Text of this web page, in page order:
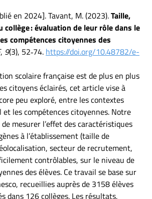
en 2024]. Tavant, M. (2023).Taille,
collège : évaluation de leur rôle dans le
compétences citoyennes des
, 9(3), 52‑74. https://doi.org/10.48782/e-
scolaire française est de plus en plus
citoyens éclairés, cet article vise à
peu exploré, entre les contextes
les compétences citoyennes. Notre
mesurer l’effet des caractéristiques
à l’établissement (taille de
secteur de recrutement,
contrôlables, sur le niveau de
des élèves. Ce travail se base sur
recueillies auprès de 3158 élèves
dans 126 collèges. Les résultats,